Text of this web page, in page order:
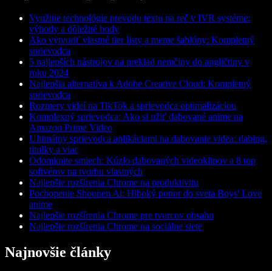
Využitie technológie prevodu textu na reč v IVR systéme:
výhody a dôležité body
Ako vytvoriť vlastné tier listy a meme šablóny: Kompletný
sprievodca
5 najlepších nástrojov na preklad nemčiny do angličtiny v
roku 2024
Najlepšia alternatíva k Adobe Creative Cloud: Kompletný
sprievodca
Rozmery videí na TikTok a sprievodca optimalizáciou
Komplexný sprievodca: Ako si užiť dabované anime na
Amazon Prime Video
Ultimátny sprievodca aplikáciami na dabovanie videa: dabing,
titulky a viac
Odomknite smiech: Kúzlo dabovaných videoklipov a 8 top
softvérov na tvorbu vlastných
Najlepšie rozšírenia Chrome na produktivitu
Pochopenie Shounen Ai: Hlboký ponor do sveta Boys' Love
anime
Najlepšie rozšírenia Chrome pre tvorcov obsahu
Najlepšie rozšírenia Chrome na sociálne siete
Najnovšie články